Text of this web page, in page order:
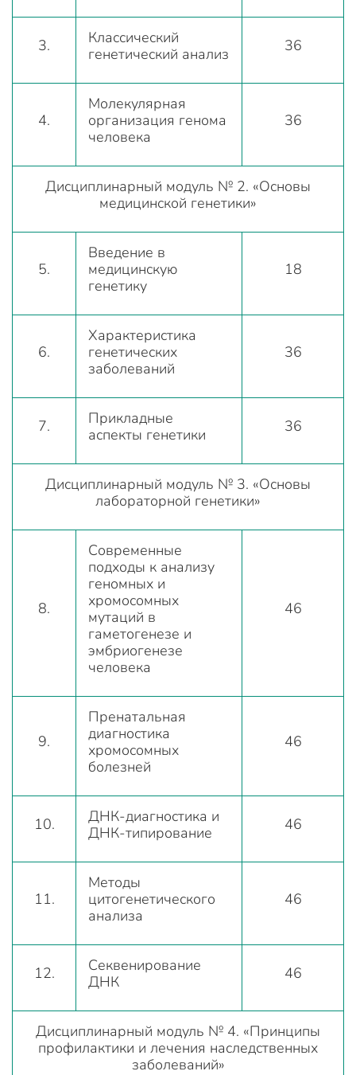
3.
Классический
генетический анализ
36
4.
Молекулярная
организация генома
человека
36
Дисциплинарный модуль № 2. «Основы
медицинской генетики»
5.
Введение в
медицинскую
генетику
18
6.
Характеристика
генетических
заболеваний
36
7.
Прикладные
аспекты генетики
36
Дисциплинарный модуль № 3. «Основы
лабораторной генетики»
8.
Современные
подходы к анализу
геномных и
хромосомных
мутаций в
гаметогенезе и
эмбриогенезе
человека
46
9.
Пренатальная
диагностика
хромосомных
болезней
46
10.
ДНК-диагностика и
ДНК-типирование
46
11.
Методы
цитогенетического
анализа
46
12.
Секвенирование
ДНК
46
Дисциплинарный модуль № 4. «Принципы
профилактики и лечения наследственных
заболеваний»